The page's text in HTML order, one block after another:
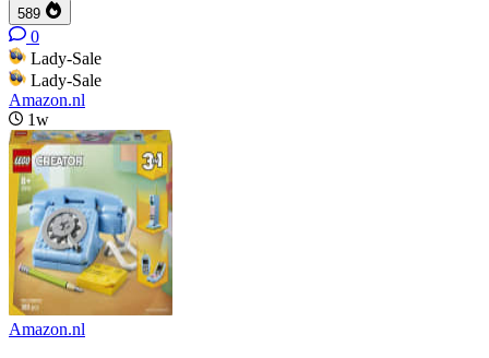
589
0
Lady-Sale
Lady-Sale
Amazon.nl
1w
Amazon.nl